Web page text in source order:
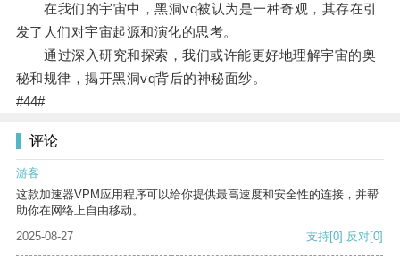
在我们的宇宙中，黑洞vq被认为是一种奇观，其存在引
发了人们对宇宙起源和演化的思考。
通过深入研究和探索，我们或许能更好地理解宇宙的奥
秘和规律，揭开黑洞vq背后的神秘面纱。
#44#
评论
游客
这款加速器VPM应用程序可以给你提供最高速度和安全性的连接，并帮
助你在网络上自由移动。
2025-08-27
支持[0] 反对[0]